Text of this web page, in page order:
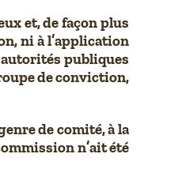
et, de façon plus
ni à l’application
publiques
de conviction,
de comité, à la
n’ait été